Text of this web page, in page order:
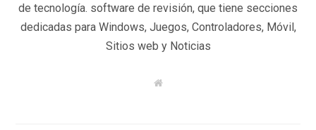
de tecnología. software de revisión, que tiene secciones
dedicadas para Windows, Juegos, Controladores, Móvil,
Sitios web y Noticias
W